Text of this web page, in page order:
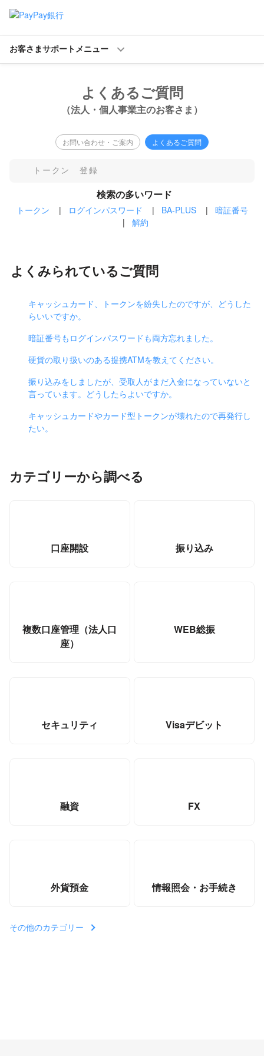
お客さまサポートメニュー
よくあるご質問
（法人・個人事業主のお客さま）
お問い合わせ・ご案内 よくあるご質問
検索の多いワード
トークン | ログインパスワード | BA-PLUS |
暗証番号
|
解約
よくみられているご質問
キャッシュカード、トークンを紛失したのですが、どうした
らいいですか。
暗証番号もログインパスワードも両方忘れました。
硬貨の取り扱いのある提携ATMを教えてください。
振り込みをしましたが、受取人がまだ入金になっていないと
言っています。どうしたらよいですか。
キャッシュカードやカード型トークンが壊れたので再発行し
たい。
カテゴリーから調べる
口座開設 振り込み
複数口座管理（法人口
座）
WEB総振
セキュリティ Visaデビット
融資 FX
外貨預金 情報照会・お手続き
その他のカテゴリー